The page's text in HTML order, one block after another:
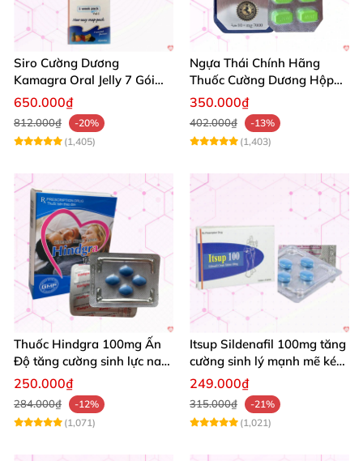
Siro Cường Dương
Kamagra Oral Jelly 7 Gói
Hương Trái Cây Tăng
Cường Sinh Lực
650.000₫
812.000₫
-20%
(1,405)
Ngựa Thái Chính Hãng
Thuốc Cường Dương Hộp
10 Viên Kéo Dài Thời Gian
350.000₫
402.000₫
-13%
(1,403)
Thuốc Hindgra 100mg Ấn
Độ tăng cường sinh lực nam
chống xuất tinh sớm mua
250.000₫
284.000₫
-12%
(1,071)
Itsup Sildenafil 100mg tăng
cường sinh lý mạnh mẽ kéo
dài thời gian nam
249.000₫
315.000₫
-21%
(1,021)